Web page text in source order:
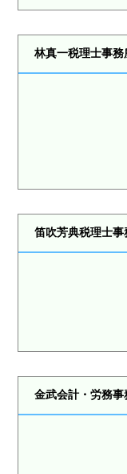
林真一税理士事務
笛吹芳典税理士事
金武会計・労務事